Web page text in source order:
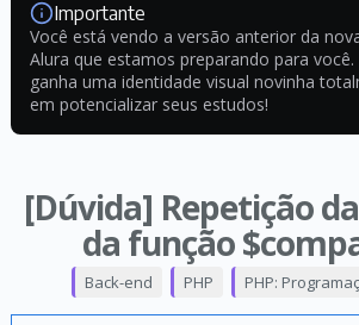
Importante
Você está vendo a versão anterior da
Alura que estamos preparando para você.
ganha uma identidade visual novinha
em potencializar seus estudos!
[Dúvida] Repetição
da função
Back-end PHP PHP: